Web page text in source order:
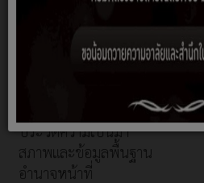
เกี่ยวกับหน่วยงาน
ประวัติความเป็นมา
สภาพและข้อมูลพื้นฐาน
อำนาจหน้าที่